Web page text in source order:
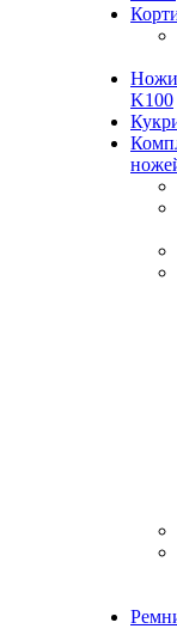
Ножи
K100